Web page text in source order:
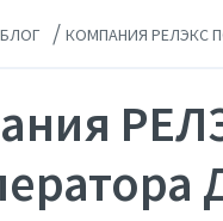
БЛОГ / КОМПАНИЯ РЕЛЭКС